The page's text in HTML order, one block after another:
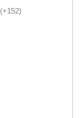
(+152)